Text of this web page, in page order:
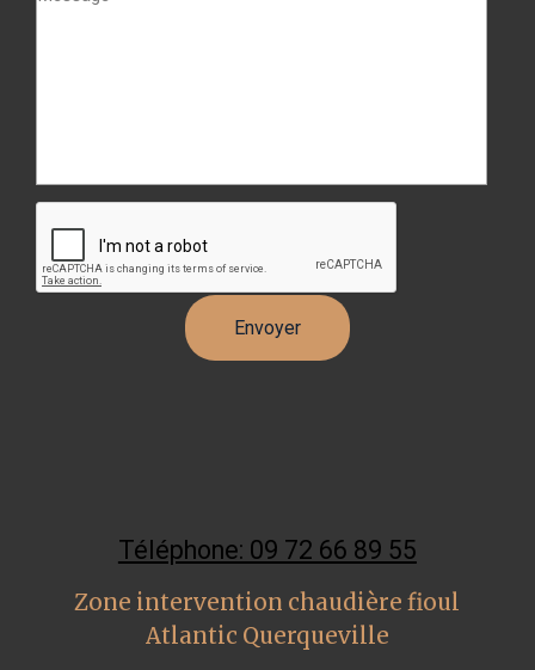
Téléphone: 09 72 66 89 55
Zone intervention chaudière fioul
Atlantic Querqueville